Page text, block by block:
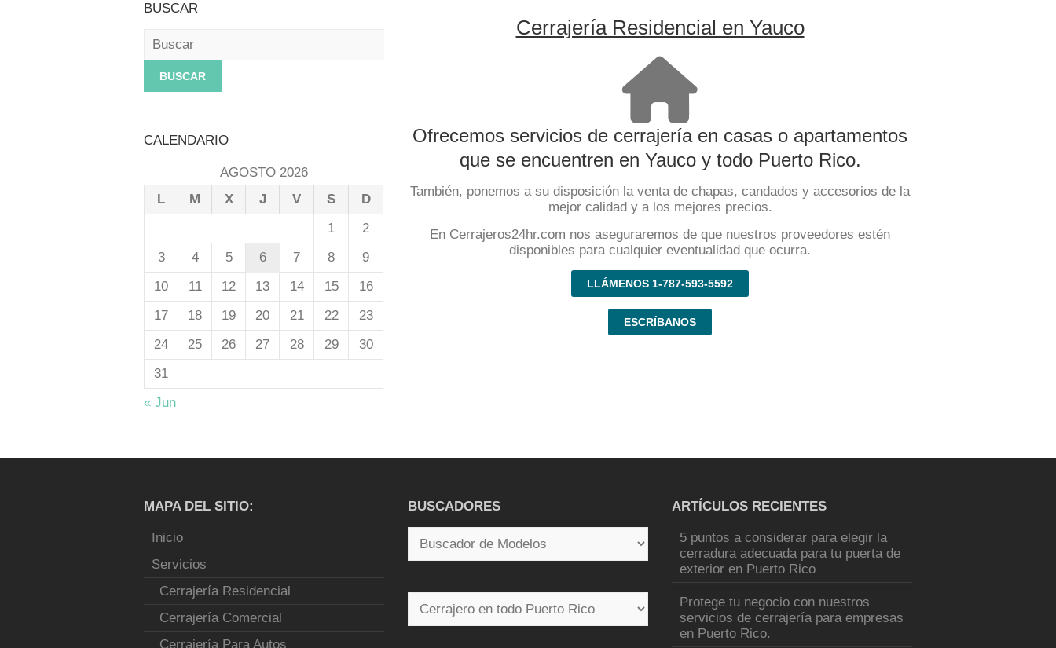
Cerrajería Residencial en Yauco
Ofrecemos servicios de cerrajería en casas o apartamentos
que se encuentren en Yauco y todo Puerto Rico.
También, ponemos a su disposición la venta de chapas, candados y accesorios de la
mejor calidad y a los mejores precios.
En Cerrajeros24hr.com nos aseguraremos de que nuestros proveedores estén
disponibles para cualquier eventualidad que ocurra.
LLÁMENOS 1-787-593-5592
ESCRÍBANOS
BUSCAR
Buscar
CALENDARIO
AGOSTO 2026
L
M X J V S
D
1
2
3
4 5 6 7 8
9
10
11 12 13 14 15
16
17
18 19 20 21 22
23
24
25 26 27 28 29
30
31
« Jun
MAPA DEL SITIO:
Inicio
Servicios
Cerrajería Residencial
Cerrajería Comercial
Cerrajería Para Autos
BUSCADORES ARTÍCULOS RECIENTES
5 puntos a considerar para elegir la
cerradura adecuada para tu puerta de
exterior en Puerto Rico
Protege tu negocio con nuestros
servicios de cerrajería para empresas
en Puerto Rico.